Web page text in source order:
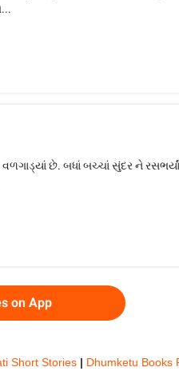
છે. બધાં બચ્ચાં સુંદર ને
on App
Short Stories | Dhumketu Books